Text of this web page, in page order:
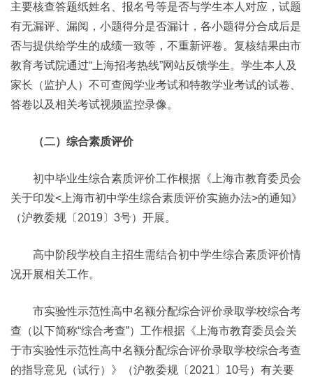
主要核查答题纸姓名、报名号等是否与学生本人对应，试题
有无漏评、漏阅，小题得分是否漏计，各小题得分合成后是
否与提供给学生的成绩一致等，不重新评卷。复核结果由市
教育考试院通过“上海招考热线”网站反馈学生。学生本人及
家长（监护人）不可查阅学业考试和特教学业考试的试卷、
答卷以及相关考试视频监控录像。
（二）综合素质评价
初中毕业生综合素质评价工作根据《上海市教育委员会
关于印发<上海市初中学生综合素质评价实施办法>的通知》
（沪教委规〔2019〕3号）开展。
高中阶段学校自主招生需结合初中学生综合素质评价情
况开展相关工作。
市实验性示范性高中名额分配综合评价录取学校综合考
查（以下简称“综合考查”）工作根据《上海市教育委员会关
于市实验性示范性高中名额分配综合评价录取学校综合考查
的指导意见（试行）》（沪教委规〔2021〕10号）有关要